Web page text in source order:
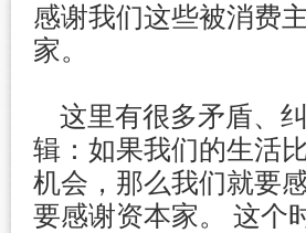
感谢我们这些被消费
家。
这里有很多矛盾、
辑：如果我们的生活
机会，那么我们就要
要感谢资本家。 这个